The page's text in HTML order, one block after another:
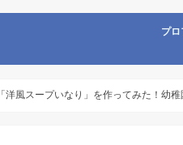
プロ
洋風スープいなり」を作ってみた！幼